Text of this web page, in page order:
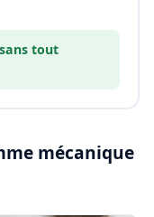
sans tout
mécanique